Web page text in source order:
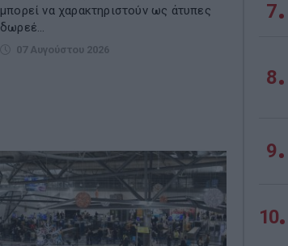
μπορεί να χαρακτηριστούν ως άτυπες
δωρεέ...
07 Αυγούστου 2026
7
8
9
10